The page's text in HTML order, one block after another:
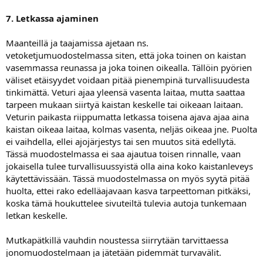
7. Letkassa ajaminen
Maanteillä ja taajamissa ajetaan ns.
vetoketjumuodostelmassa siten, että joka toinen on kaistan
vasemmassa reunassa ja joka toinen oikealla. Tällöin pyörien
väliset etäisyydet voidaan pitää pienempinä turvallisuudesta
tinkimättä. Veturi ajaa yleensä vasenta laitaa, mutta saattaa
tarpeen mukaan siirtyä kaistan keskelle tai oikeaan laitaan.
Veturin paikasta riippumatta letkassa toisena ajava ajaa aina
kaistan oikeaa laitaa, kolmas vasenta, neljäs oikeaa jne. Puolta
ei vaihdella, ellei ajojärjestys tai sen muutos sitä edellytä.
Tässä muodostelmassa ei saa ajautua toisen rinnalle, vaan
jokaisella tulee turvallisuussyistä olla aina koko kaistanleveys
käytettävissään. Tässä muodostelmassa on myös syytä pitää
huolta, ettei rako edelläajavaan kasva tarpeettoman pitkäksi,
koska tämä houkuttelee sivuteiltä tulevia autoja tunkemaan
letkan keskelle.
Mutkapätkillä vauhdin noustessa siirrytään tarvittaessa
jonomuodostelmaan ja jätetään pidemmät turvavälit.